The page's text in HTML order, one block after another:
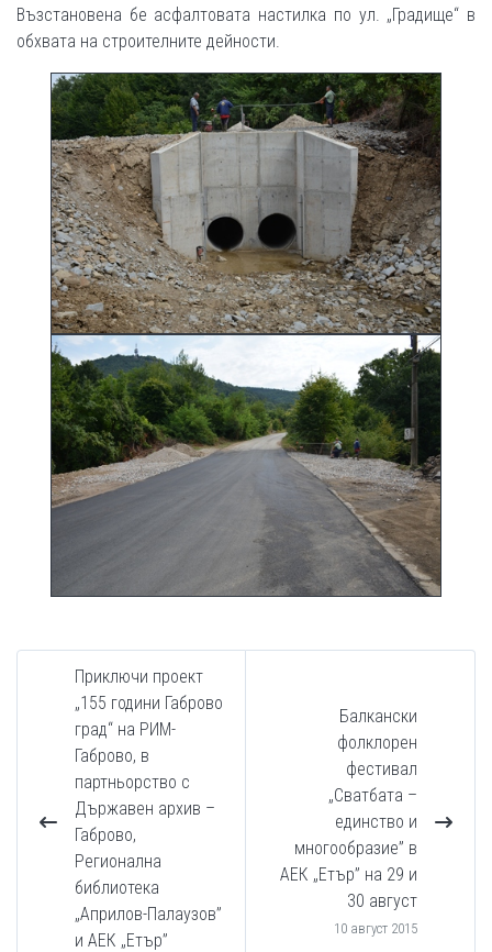
Възстановена бе асфалтовата настилка по ул. „Градище“ в
обхвата на строителните дейности.
Приключи проект
„155 години Габрово
град“ на РИМ-
Габрово, в
партньорство с
Държавен архив –
Габрово,
Регионална
библиотека
„Априлов-Палаузов”
и АЕК „Етър”
Балкански
фолклорен
фестивал
„Сватбата –
единство и
многообразие” в
АЕК „Етър” на 29 и
30 август
10 август 2015